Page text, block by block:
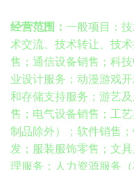
经营范围： 一般项目：
术交流、技术转让、技
售；通信设备销售；科
业设计服务；动漫游戏
和存储支持服务；游艺
售；电气设备销售；工
制品除外）；软件销售
发；服装服饰零售；文
理服务；人力资源服务